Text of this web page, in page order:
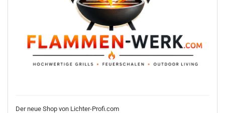
Der neue Shop von Lichter-Profi.com